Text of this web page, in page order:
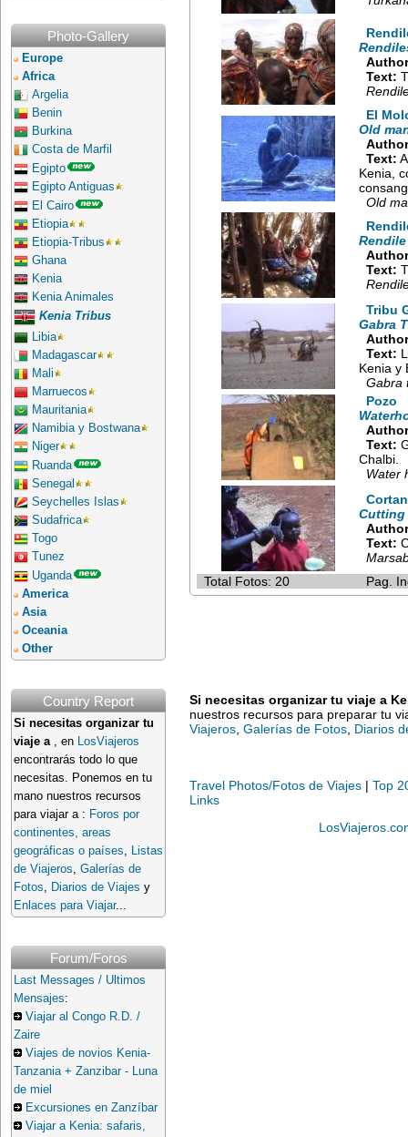
Photo-Gallery
Europe
Africa
Argelia
Benin
Burkina
Costa de Marfil
Egipto
Egipto Antiguas
El Cairo
Etiopia
Etiopia-Tribus
Ghana
Kenia
Kenia Animales
Kenia Tribus
Libia
Madagascar
Mali
Marruecos
Mauritania
Namibia y Bostwana
Niger
Ruanda
Senegal
Seychelles Islas
Sudafrica
Togo
Tunez
Uganda
America
Asia
Oceania
Other
Country Report
Si necesitas organizar tu
viaje a , en LosViajeros
encontrarás todo lo que
necesitas. Ponemos en tu
mano nuestros recursos
para viajar a : Foros por
continentes, areas
geográficas o países, Listas
de Viajeros, Galerías de
Fotos, Diarios de Viajes y
Enlaces para Viajar...
Forum/Foros
Last Messages / Ultimos
Mensajes:
Viajar al Congo R.D. /
Zaire
Viajes de novios Kenia-
Tanzania + Zanzibar - Luna
de miel
Excursiones en Zanzíbar
Viajar a Kenia: safaris,
Text:
El
Old
Text:
Kenia,
Old
Text:
Tribu
Gabra
Text:
Kenia y
Gabra
Pozo
Text:
Chalbi.
Water
Cutting
Text:
Total Fotos: 20
Pag.
Si necesitas organizar tu viaje a
nuestros recursos para preparar tu
Viajeros Galerías de Fotos Diarios
Travel Photos/Fotos de Viajes | Top
Links